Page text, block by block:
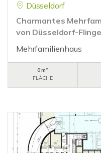
Düsseldorf
Charmantes
von Düsseldorf-
Mehrfamilienhaus
0 m²
FLÄCHE